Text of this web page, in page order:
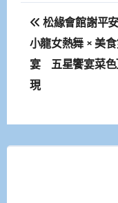
文
章
導
松緣會館謝平
小龍女熱舞 × 美
宴 五星饗宴菜色
現